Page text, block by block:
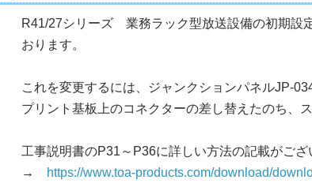
R41/27シリーズ 業務ラック型放送設備の初
おります。
これを変更するには、ジャンクションパネルJP-
プリント基板上のコネクターの差し替えたのち、
工事説明書のP31～P36に詳しい方法の記載がござ
→
https://www.toa-products.com/download/